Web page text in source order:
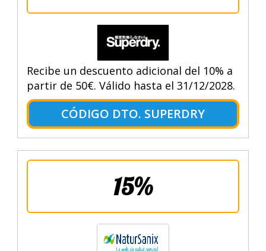
Recibe un descuento adicional del 10% a
partir de 50€. Válido hasta el 31/12/2028.
CÓDIGO DTO. SUPERDRY
15%